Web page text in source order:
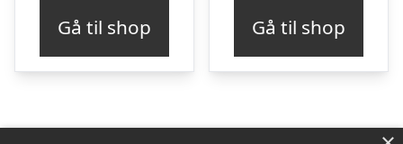
Gå til shop Gå til shop